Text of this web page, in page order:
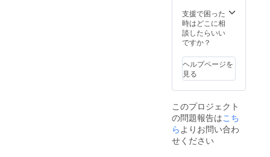
支援で困った
時はどこに相
談したらいい
ですか？
ヘルプページを
見る
このプロジェクト
の問題報告はこち
らよりお問い合わ
せください